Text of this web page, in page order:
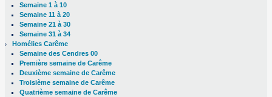
Semaine 1 à 10
Semaine 11 à 20
Semaine 21 à 30
Semaine 31 à 34
Homélies Carême
Semaine des Cendres 00
Première semaine de Carême
Deuxième semaine de Carême
Troisième semaine de Carême
Quatrième semaine de Carême